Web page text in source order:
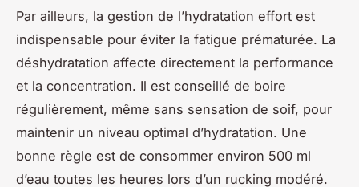
Par ailleurs, la gestion de l’hydratation effort est
indispensable pour éviter la fatigue prématurée. La
déshydratation affecte directement la performance
et la concentration. Il est conseillé de boire
régulièrement, même sans sensation de soif, pour
maintenir un niveau optimal d’hydratation. Une
bonne règle est de consommer environ 500 ml
d’eau toutes les heures lors d’un rucking modéré.